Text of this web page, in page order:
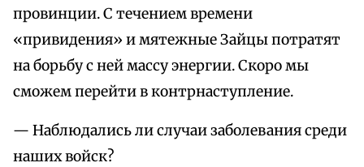
провинции. С течением времени
«привидения» и мятежные Зайцы потратят
на борьбу с ней массу энергии. Скоро мы
сможем перейти в контрнаступление.
— Наблюдались ли случаи заболевания среди
наших войск?